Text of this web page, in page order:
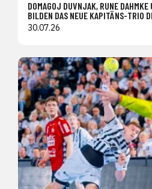
DOMAGOJ DUVNJAK, RUNE
BILDEN DAS NEUE KAPITÄNS-TRIO
30.07.26